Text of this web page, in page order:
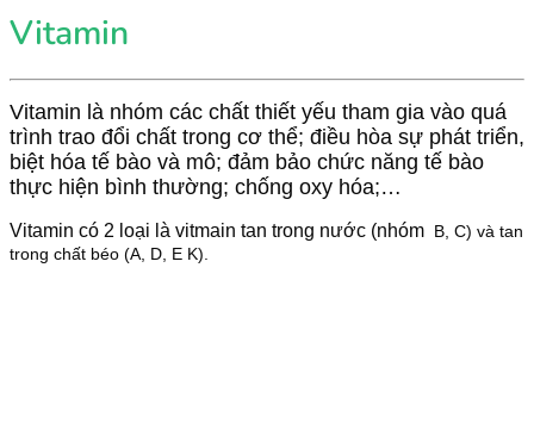
Vitamin
Vitamin là nhóm các chất thiết yếu tham gia vào quá
trình trao đổi chất trong cơ thể; điều hòa sự phát triển,
biệt hóa tế bào và mô; đảm bảo chức năng tế bào
thực hiện bình thường; chống oxy hóa;…
Vitamin có 2 loại là vitmain tan trong nước (nhóm B, C) và tan
trong chất béo (A, D, E K).